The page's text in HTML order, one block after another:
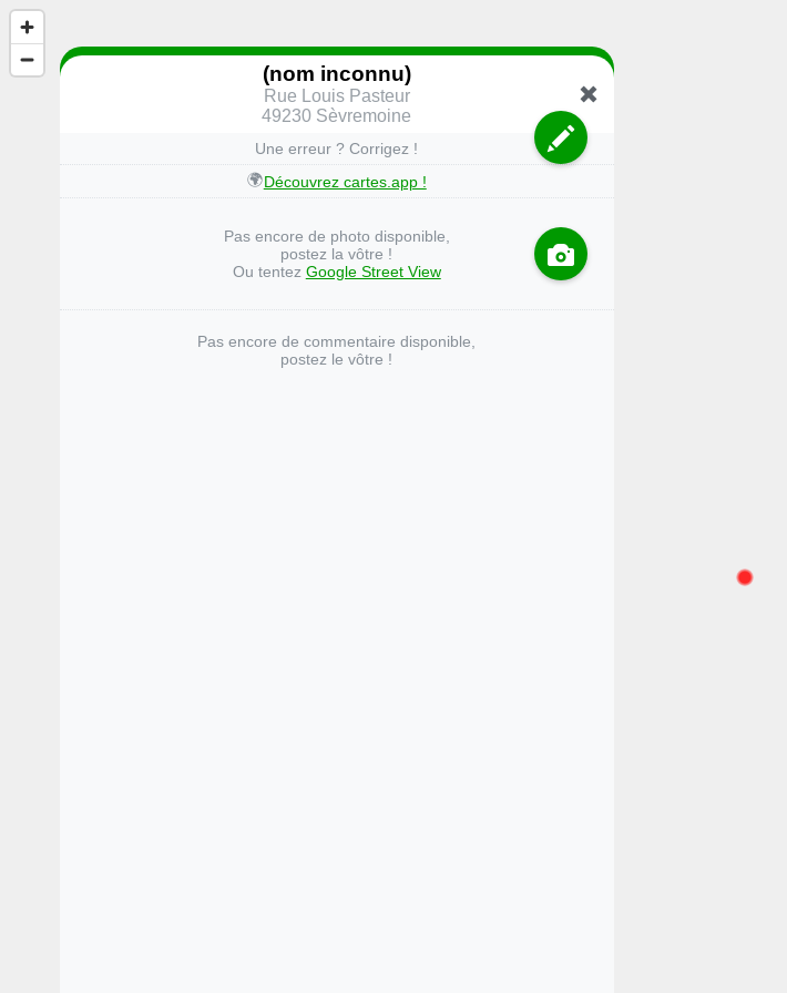
(nom inconnu)
Rue Louis Pasteur
49230 Sèvremoine
Une erreur ? Corrigez !
🌍Découvrez cartes.app !
Pas encore de photo disponible,
postez la vôtre !
Ou tentez Google Street View
Pas encore de commentaire disponible,
postez le vôtre !